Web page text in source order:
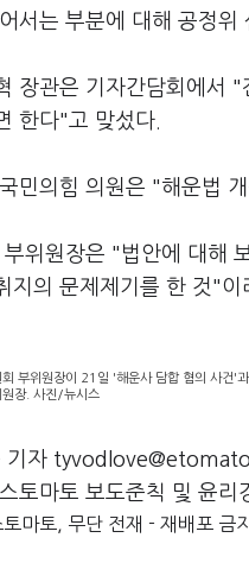
서는 부분에 대해 공정위
장관은 기자간담회에서
한다"고 맞섰다.
민의힘 의원은 "해운법
위원장은 "법안에 대해
지의 문제제기를 한 것"이
회 부위원장이 21일 '해운사 담합 혐의 사건'
원장. 사진/뉴시스
기자
토마토 보도준칙 및 윤리
마토, 무단 전재 - 재배포 금지